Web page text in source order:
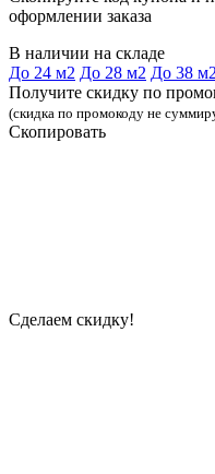
оформлении заказа
В наличии на складе
До 24 м2 До 28 м2 До 38 м2
Получите скидку по
(скидка по промокоду не
Скопировать
Сделаем скидку!